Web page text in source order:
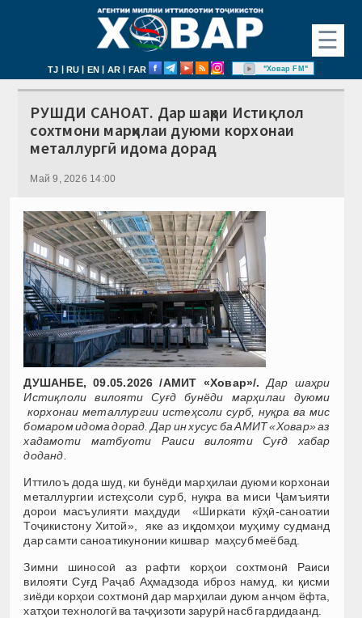
☰
TJ | RU | EN | AR | FAR "Ховар FM"
РУШДИ САНОАТ. Дар шаҳри Истиқлол
сохтмони марҳилаи дуюми корхонаи
металлургӣ идома дорад
Май 9, 2026 14:00
ДУШАНБЕ, 09.05.2026 /АМИТ «Ховар»/.
Дар шаҳри
Истиқлоли вилояти Суғд бунёди марҳилаи дуюми
корхонаи металлургии истеҳсоли сурб, нуқра ва мис
бомаром идома дорад. Дар ин хусус ба АМИТ «Ховар» аз
хадамоти матбуоти Раиси вилояти Суғд хабар
доданд.
Иттилоъ дода шуд, ки бунёди марҳилаи дуюми корхонаи
металлургии истеҳсоли сурб, нуқра ва миси Ҷамъияти
дорои масъулияти маҳдуди «Ширкати кӯҳӣ-саноатии
Тоҷикистону Хитой», яке аз иқдомҳои муҳиму судманд
дар самти саноатикунонии кишвар маҳсуб меёбад.
Зимни шиносоӣ аз рафти корҳои сохтмонӣ Раиси
вилояти Суғд Раҷаб Аҳмадзода иброз намуд, ки қисми
зиёди корҳои сохтмонӣ дар марҳилаи дуюм анҷом ёфта,
хатҳои технологӣ ва таҷҳизоти зарурӣ насб гардидаанд.